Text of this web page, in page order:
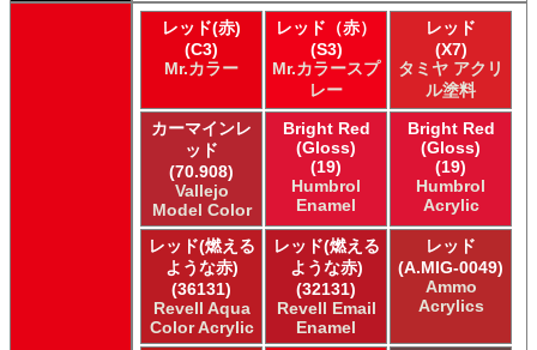
ＧＳＩクレオス Mr.カラー スーパーメタリック 2
ＧＳＩクレオス Mr.カラースプレー
ＧＳＩクレオス Mr.クリアカラーGX
ＧＳＩクレオス Mr.クリスタルカラー
ＧＳＩクレオス Mr.サーフェイサー/プライマー
ＧＳＩクレオス Mr.トップコート
ＧＳＩクレオス Mr.メタリックカラーGX
ＧＳＩクレオス Mr.メタルカラー
ＧＳＩクレオス アクリジョン
ＧＳＩクレオス ガンダムカラー
ＧＳＩクレオス ガンダムカラー
ＧＳＩクレオス ガンダムカラースプレー
ＧＳＩクレオス ガンダムカラースプレー
ＧＳＩクレオス ガンダムマーカー
レッド(赤)
(C3)
Mr.カラー
レッド（赤）
(S3)
Mr.カラースプ
レー
レッド
(X7)
タミヤ アクリ
ル塗料
カーマインレ
ッド
(70.908)
Vallejo
Model Color
Bright Red
(Gloss)
(19)
Humbrol
Enamel
Bright Red
(Gloss)
(19)
Humbrol
Acrylic
レッド(燃える
ような赤)
(36131)
Revell Aqua
Color Acrylic
レッド(燃える
ような赤)
(32131)
Revell Email
Enamel
レッド
(A.MIG-0049)
Ammo
Acrylics